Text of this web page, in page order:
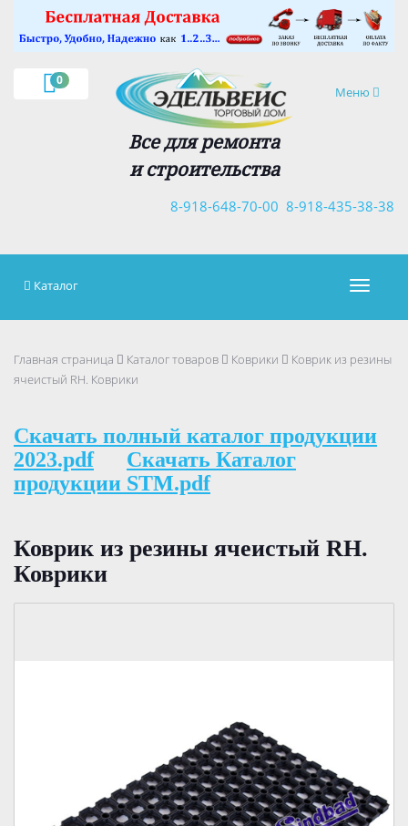
0
Навигация
Меню
Все для ремонта
и строительства
8-918-435-38-38
8-918-648-70-00
×
Каталог
Главная страница Каталог товаров Коврики
Коврик из резины
ячеистый RH. Коврики
Скачать полный каталог продукции
2023.pdf
Скачать Каталог
продукции STM.pdf
Коврик из резины ячеистый RH.
Коврики